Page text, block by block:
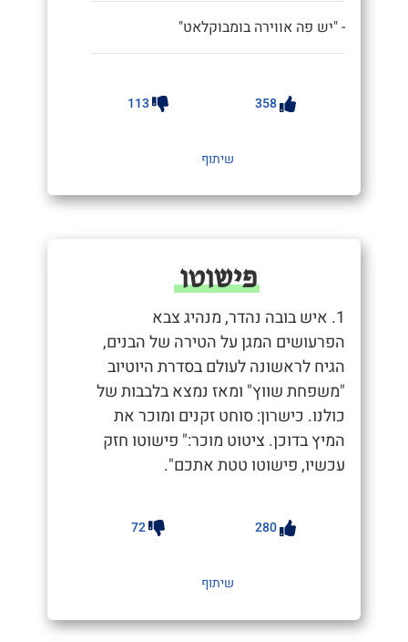
- "יש פה אווירה בומבוקלאט"
358
113
שיתוף
פישוטו
1. איש בובה נהדר, מנהיג צבא
הפרעושים המגן על הטירה של הבנים,
הגיח לראשונה לעולם בסדרת היוטיוב
"משפחת שווץ" ומאז נמצא בלבבות של
כולנו. כישרון: סוחט זקנים ומוכר את
המיץ בדוכן. ציטוט מוכר:" פישוטו חזק
עכשיו, פישוטו טטת אתכם".
280
72
שיתוף